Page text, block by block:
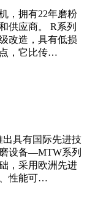
，拥有22年磨粉
供应商。 R系列
改造，具有低损
，它比传…
具有国际先进技
设备—MTW系列
，采用欧洲先进
性能可…